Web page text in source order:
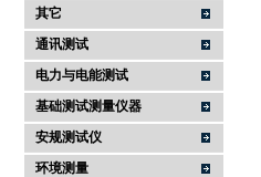
其它
通讯测试
电力与电能测试
基础测试测量仪器
安规测试仪
环境测量